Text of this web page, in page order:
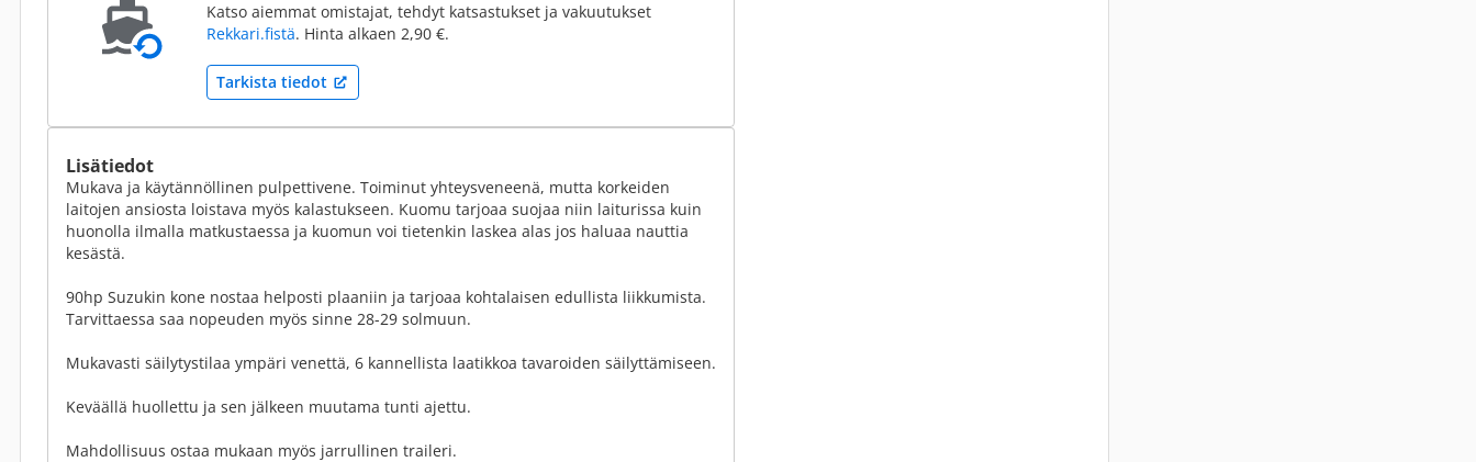
Katso aiemmat omistajat, tehdyt katsastukset ja vakuutukset
Rekkari.fistä. Hinta alkaen 2,90 €.
Tarkista tiedot
Lisätiedot
Mukava ja käytännöllinen pulpettivene. Toiminut yhteysveneenä, mutta korkeiden
laitojen ansiosta loistava myös kalastukseen. Kuomu tarjoaa suojaa niin laiturissa kuin
huonolla ilmalla matkustaessa ja kuomun voi tietenkin laskea alas jos haluaa nauttia
kesästä.
90hp Suzukin kone nostaa helposti plaaniin ja tarjoaa kohtalaisen edullista liikkumista.
Tarvittaessa saa nopeuden myös sinne 28-29 solmuun.
Mukavasti säilytystilaa ympäri venettä, 6 kannellista laatikkoa tavaroiden säilyttämiseen.
Keväällä huollettu ja sen jälkeen muutama tunti ajettu.
Mahdollisuus ostaa mukaan myös jarrullinen traileri.